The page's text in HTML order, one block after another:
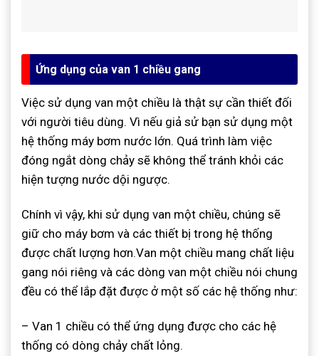
Ứng dụng của van 1 chiều gang
Việc sử dụng van một chiều là thật sự cần thiết đối
với người tiêu dùng. Vì nếu giả sử bạn sử dụng một
hệ thống máy bơm nước lớn. Quá trình làm việc
đóng ngắt dòng chảy sẽ không thể tránh khỏi các
hiện tượng nước dội ngược.
Chính vì vậy, khi sử dụng van một chiều, chúng sẽ
giữ cho máy bơm và các thiết bị trong hệ thống
được chất lượng hơn.Van một chiều mang chất liệu
gang nói riêng và các dòng van một chiều nói chung
đều có thể lắp đặt được ở một số các hệ thống như:
– Van 1 chiều có thể ứng dụng được cho các hệ
thống có dòng chảy chất lỏng.